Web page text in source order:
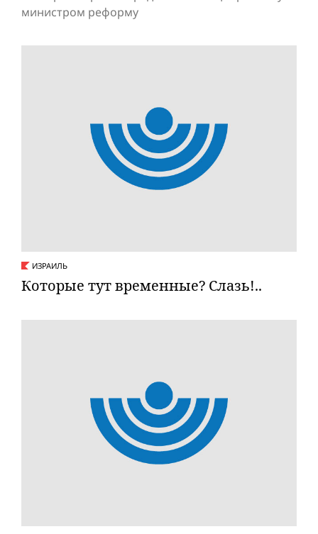
министром реформу
ИЗРАИЛЬ
Которые тут временные? Слазь!..